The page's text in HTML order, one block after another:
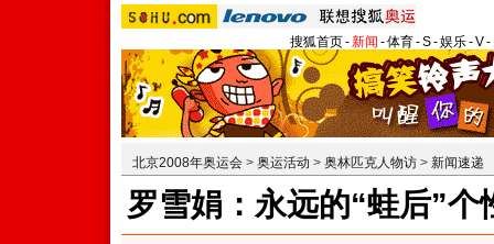
搜狐首页-新闻 -体育-S-娱乐-V-
北京2008年奥运会 > 奥运活动 > 奥林匹克人物访 > 新闻速递
罗雪娟：永远的“蛙后”